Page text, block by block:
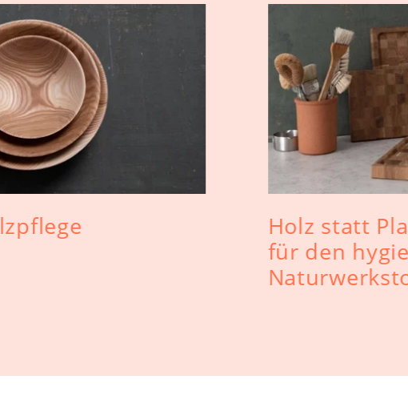
Holz statt
für den